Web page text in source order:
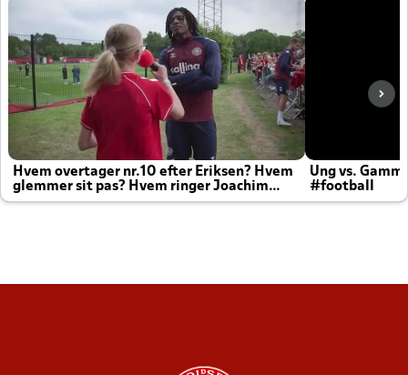
Hvem overtager nr.10 efter Eriksen? Hvem
glemmer sit pas? Hvem ringer Joachim
altid til efter kampe?
Ung vs.
#football